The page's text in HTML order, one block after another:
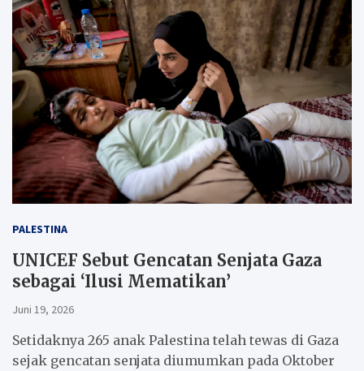
PALESTINA
UNICEF Sebut Gencatan Senjata Gaza
sebagai ‘Ilusi Mematikan’
Juni 19, 2026
Setidaknya 265 anak Palestina telah tewas di Gaza
sejak gencatan senjata diumumkan pada Oktober